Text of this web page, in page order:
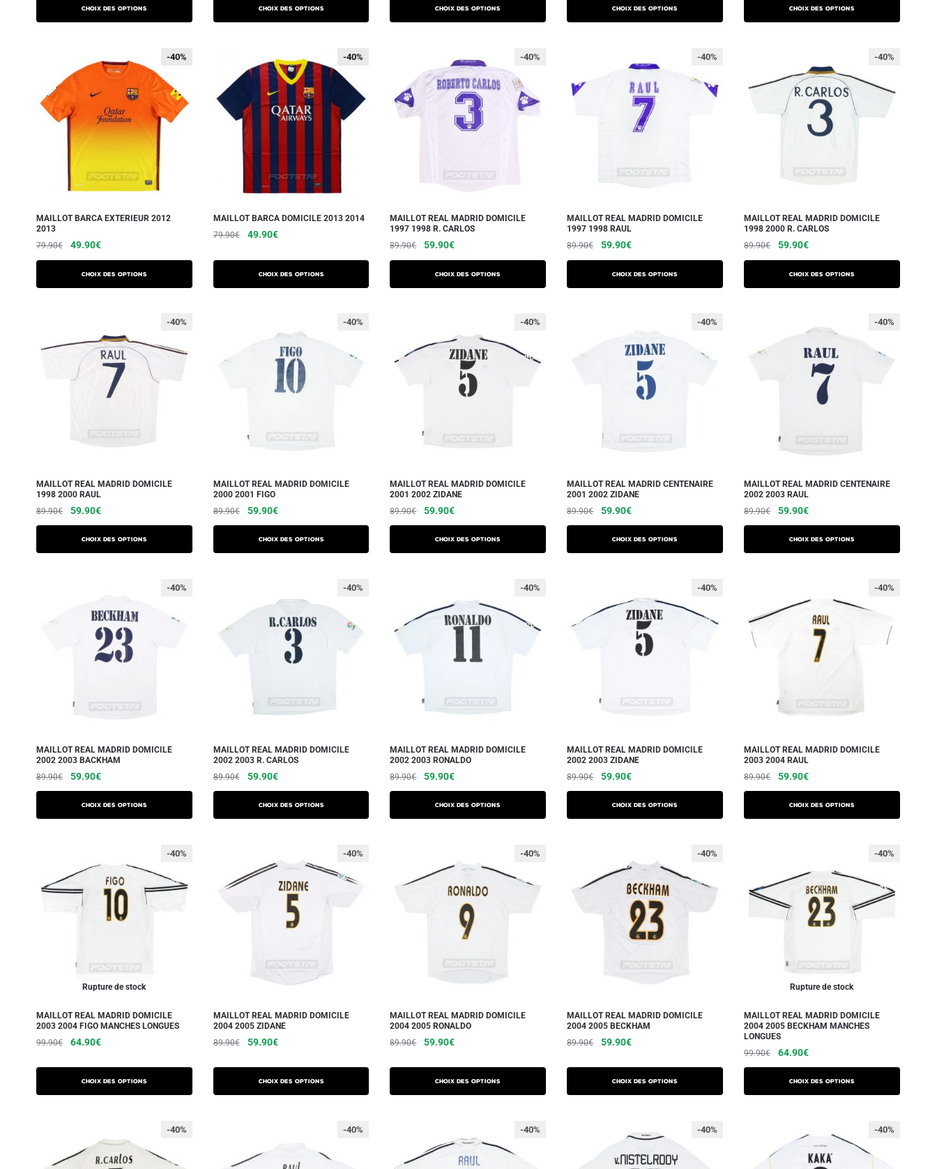
Choix des options Choix des options Choix des options Choix des options Choix des options
-40%
-40%
MAILLOT BARCA EXTERIEUR 2012
2013
79.90€ 49.90€
Choix des options
-40%
-40%
MAILLOT BARCA DOMICILE 2013 2014
79.90€ 49.90€
Choix des options
-40%
MAILLOT REAL MADRID DOMICILE
1997 1998 R. CARLOS
89.90€ 59.90€
Choix des options
-40%
MAILLOT REAL MADRID DOMICILE
1997 1998 RAUL
89.90€ 59.90€
Choix des options
-40%
MAILLOT REAL MADRID DOMICILE
1998 2000 R. CARLOS
89.90€ 59.90€
Choix des options
-40%
MAILLOT REAL MADRID DOMICILE
1998 2000 RAUL
89.90€ 59.90€
Choix des options
-40%
MAILLOT REAL MADRID DOMICILE
2000 2001 FIGO
89.90€ 59.90€
Choix des options
-40%
MAILLOT REAL MADRID DOMICILE
2001 2002 ZIDANE
89.90€ 59.90€
Choix des options
-40%
MAILLOT REAL MADRID CENTENAIRE
2001 2002 ZIDANE
89.90€ 59.90€
Choix des options
-40%
MAILLOT REAL MADRID CENTENAIRE
2002 2003 RAUL
89.90€ 59.90€
Choix des options
-40%
MAILLOT REAL MADRID DOMICILE
2002 2003 BACKHAM
89.90€ 59.90€
Choix des options
-40%
MAILLOT REAL MADRID DOMICILE
2002 2003 R. CARLOS
89.90€ 59.90€
Choix des options
-40%
MAILLOT REAL MADRID DOMICILE
2002 2003 RONALDO
89.90€ 59.90€
Choix des options
-40%
MAILLOT REAL MADRID DOMICILE
2002 2003 ZIDANE
89.90€ 59.90€
Choix des options
-40%
MAILLOT REAL MADRID DOMICILE
2003 2004 RAUL
89.90€ 59.90€
Choix des options
Rupture de stock
-40%
MAILLOT REAL MADRID DOMICILE
2003 2004 FIGO MANCHES LONGUES
99.90€ 64.90€
Choix des options
-40%
MAILLOT REAL MADRID DOMICILE
2004 2005 ZIDANE
89.90€ 59.90€
Choix des options
-40%
MAILLOT REAL MADRID DOMICILE
2004 2005 RONALDO
89.90€ 59.90€
Choix des options
-40%
MAILLOT REAL MADRID DOMICILE
2004 2005 BECKHAM
89.90€ 59.90€
Choix des options
Rupture de stock
-40%
MAILLOT REAL MADRID DOMICILE
2004 2005 BECKHAM MANCHES
LONGUES
99.90€ 64.90€
Choix des options
-40% -40% -40% -40% -40%